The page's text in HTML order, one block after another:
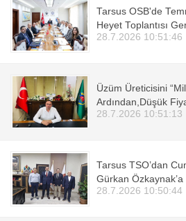
Tarsus OSB'de
Heyet Toplantısı
28.7.2026 10:51:46
Üzüm Üreticisini
Ardından,Düşük
28.7.2026 10:51:13
Tarsus TSO’dan
Gürkan Özkaynak’a
28.7.2026 10:50:44